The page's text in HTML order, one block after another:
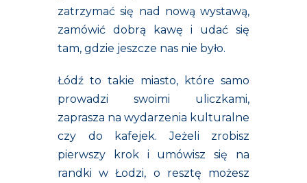
zatrzymać się nad nową wystawą,
zamówić dobrą kawę i udać się
tam, gdzie jeszcze nas nie było.
Łódź to takie miasto, które samo
prowadzi swoimi uliczkami,
zaprasza na wydarzenia kulturalne
czy do kafejek. Jeżeli zrobisz
pierwszy krok i umówisz się na
randki w Łodzi, o resztę możesz